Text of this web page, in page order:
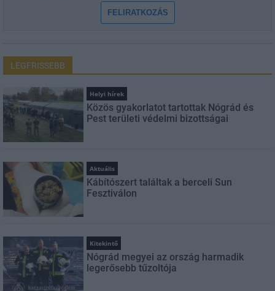
FELIRATKOZÁS
LEGFRISSEBB
Helyi hírek
Közös gyakorlatot tartottak Nógrád és
Pest területi védelmi bizottságai
Aktuális
Kábítószert találtak a berceli Sun
Fesztiválon
Kitekintő
Nógrád megyei az ország harmadik
legerősebb tűzoltója